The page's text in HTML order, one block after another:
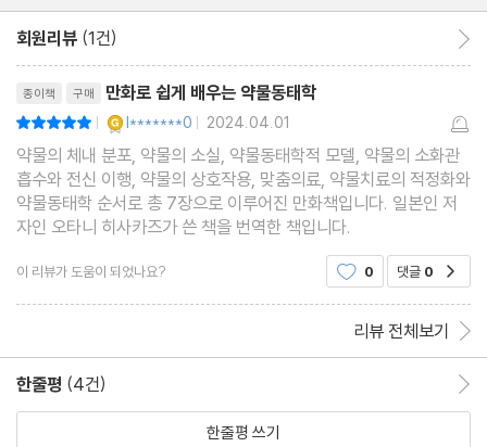
3-2 약물 노출 정도(Css, AUC)를 결정하는 것
3-3 1-컴파트먼트 모델
uk-Zaske법)
3-5 2-컴파트먼트 모델
3-6 비선형 약물동태
제4장 약물의 소화관 흡수와 전신 이행 ~내복약과 주사약의 차이
를 알자~
4-2 생물약제학적 분류체계(BCS)와 식사의 영향
회원리뷰 (1건)
종이책 구매 만화로 쉽게 배우는 약물동태학
| l*******0 | 2024.04.01
약물의 체내 분포, 약물의 소실, 약물동태학적 모델, 약물의 소화관
흡수와 전신 이행, 약물의 상호작용, 맞춤의료, 약물치료의 적정화와
약물동태학 순서로 총 7장으로 이루어진 만화책입니다. 일본인 저
자인 오타니 히사카즈가 쓴 책을 번역한 책입니다.
이 리뷰가 도움이 되었나요? 0 댓글 0
리뷰 전체보기
한줄평 (4건)
한줄평 쓰기